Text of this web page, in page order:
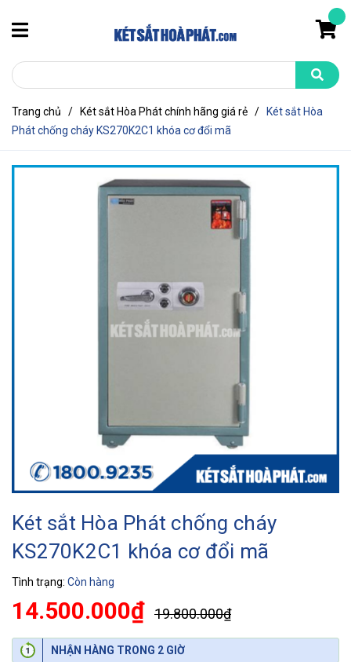
Trang chủ / Két sắt Hòa Phát chính hãng giá rẻ /
Két sắt Hòa
Phát chống cháy KS270K2C1 khóa cơ đổi mã
Két sắt Hòa Phát chống cháy
KS270K2C1 khóa cơ đổi mã
Tình trạng: Còn hàng
14.500.000₫ 19.800.000₫
NHẬN HÀNG TRONG 2 GIỜ